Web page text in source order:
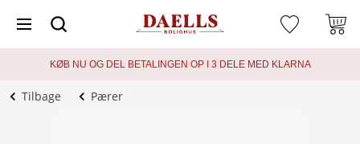
KØB NU OG DEL BETALINGEN OP I 3 DELE MED KLARNA
Tilbage Pærer